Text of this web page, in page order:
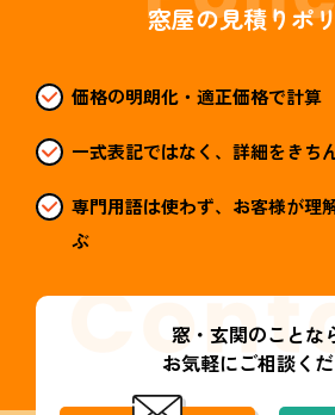
窓屋の見積りポ
価格の明朗化・適正価格で計算
一式表記ではなく、詳細をきち
専門用語は使わず、お客様が理
ぶ
窓・玄関のことな
お気軽にご相談く